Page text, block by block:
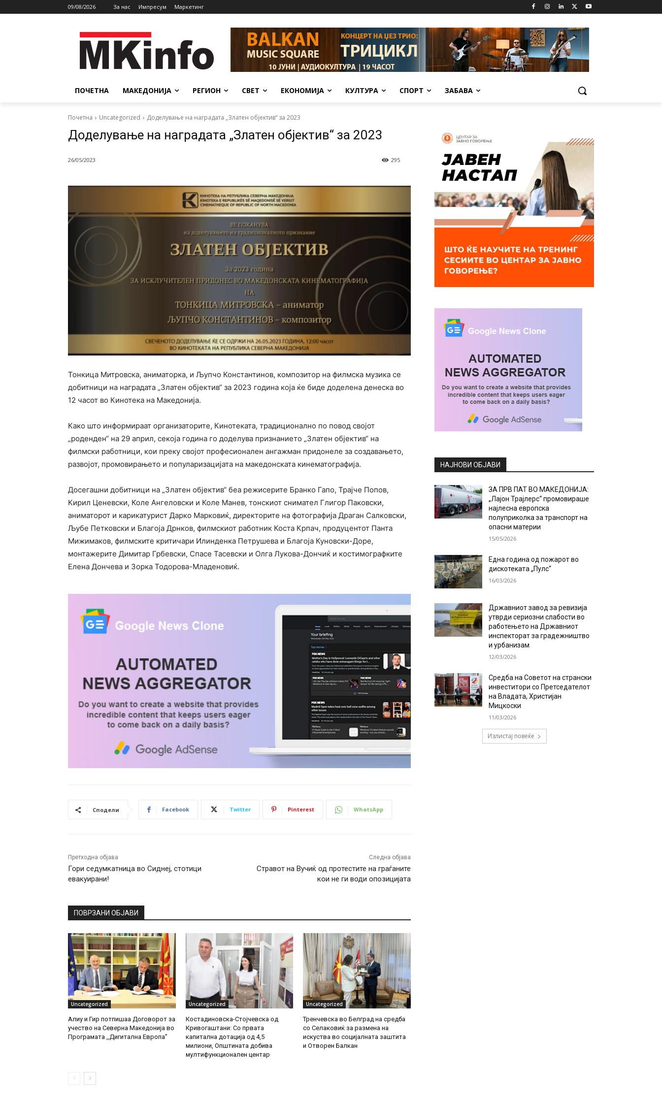
09/08/2026 За нас Импресум Маркетинг
ПОЧЕТНА МАКЕДОНИЈА РЕГИОН СВЕТ ЕКОНОМИЈА КУЛТУРА СПОРТ ЗАБАВА
Почетна Uncategorized Доделување на наградата „Златен објектив“ за 2023
Доделување на наградата „Златен објектив“ за 2023
26/05/2023 295
Тонкица Митровска, аниматорка, и Љупчо Константинов, композитор на филмска музика се
добитници на наградата „Златен објектив“ за 2023 година која ќе биде доделена денеска во
12 часот во Кинотека на Македонија.
Како што информираат организаторите, Кинотеката, традиционално по повод својот
„роденден“ на 29 април, секоја година го доделува признанието „Златен објектив“ на
филмски работници, кои преку својот професионален ангажман придонеле за создавањето,
развојот, промовирањето и популаризацијата на македонската кинематографија.
Досегашни добитници на „Златен објектив“ беа режисерите Бранко Гапо, Трајче Попов,
Кирил Ценевски, Коле Ангеловски и Коле Манев, тонскиот снимател Глигор Паковски,
аниматорот и карикатурист Дарко Марковиќ, директорите на фотографија Драган Салковски,
Љубе Петковски и Благоја Дрнков, филмскиот работник Коста Крпач, продуцентот Панта
Мижимаков, филмските критичари Илинденка Петрушева и Благоја Куновски-Доре,
монтажерите Димитар Грбевски, Спасе Тасевски и Олга Лукова-Дончиќ и костимографките
Елена Дончева и Зорка Тодорова-Младеновиќ.
Сподели Facebook Twitter Pinterest WhatsApp
Претходна објава
Гори седумкатница во Сиднеј, стотици
евакуирани!
Следна објава
Стравот на Вучиќ од протестите на граѓаните
кои не ги води опозицијата
ПОВРЗАНИ ОБЈАВИ
Uncategorized
Алиу и Гир потпишаа Договорот за
учество на Северна Македонија во
Програмата ,,Дигитална Европа”
Uncategorized
Костадиновска-Стојчевска од
Кривогаштани: Со првата
капитална дотација од 4,5
милиони, Општината добива
мултифункционален центар
Uncategorized
Тренчевска во Белград на средба
со Селаковиќ за размена на
искуства во социјалната заштита
и Отворен Балкан
НАЈНОВИ ОБЈАВИ
ЗА ПРВ ПАТ ВО МАКЕДОНИЈА:
„Лајон Трајлерс“ промовираше
најлесна европска
полуприколка за транспорт на
опасни материи
15/05/2026
Една година од пожарот во
дискотеката „Пулс“
16/03/2026
Државниот завод за ревизија
утврди сериозни слабости во
работењето на Државниот
инспекторат за градежништво
и урбанизам
12/03/2026
Средба на Советот на странски
инвеститори со Претседателот
на Владата, Христијан
Мицкоски
11/03/2026
Излистај повеќе